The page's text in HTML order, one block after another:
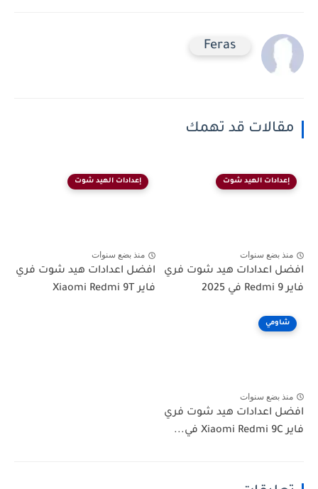
Feras
قد تهمك
الهيد شوت
بضع سنوات
اعدادات هيد شوت فري
إعدادات الهيد شوت
منذ بضع سنوات
افضل اعدادات هيد شوت فري
بضع سنوات
اعدادات هيد شوت فري